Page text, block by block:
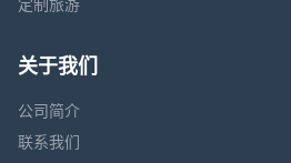
定制旅游
关于我们
公司简介
联系我们